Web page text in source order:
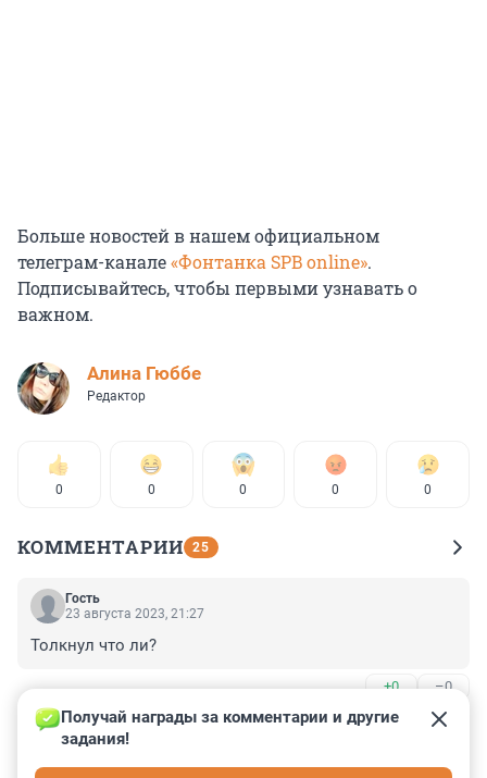
Больше новостей в нашем официальном
телеграм-канале«Фонтанка SPB online».
Подписывайтесь, чтобы первыми узнавать о
важном.
Алина Гюббе
Редактор
0 0 0 0 0
КОММЕНТАРИИ 25
Гость
23 августа 2023, 21:27
Толкнул что ли?
+0 –0
Гость
23 августа 2023, 17:30
А разе есть ещё где то 29 на дежурстве? Он же и так
Получай награды за комментарии и другие
задания!